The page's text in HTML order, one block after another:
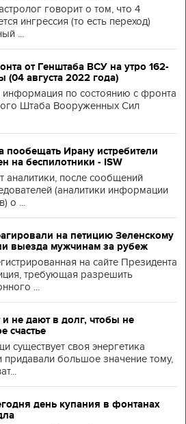
говорит о том, что 4
ингрессия (то есть переход)
...
от Генштаба ВСУ на утро 162-
(04 августа 2022 года)
информация по состоянию с фронта
Штаба Вооруженных Сил
пообещать Ирану истребители
на беспилотники - ISW
аналитики, после сообщений
(аналитики информации
о ...
на петицию Зеленскому
выезда мужчинам за рубеж
на сайте Президента
требующая разрешить
...
и не дают в долг, чтобы не
счастье
существует своя энергетика
большое значение тому,
день купания в фонтанах